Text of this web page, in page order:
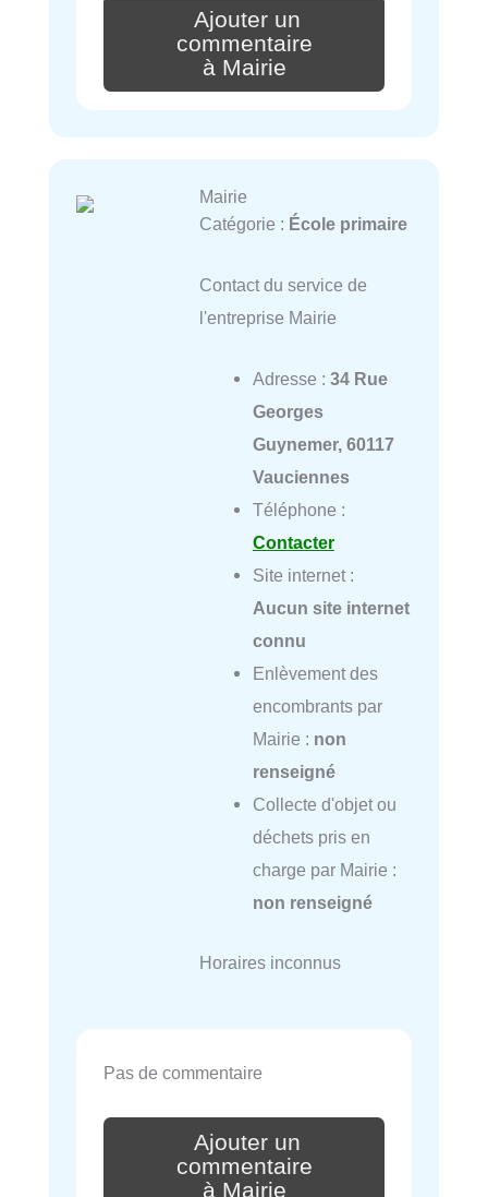
Ajouter un
commentaire
à Mairie
Mairie
Catégorie : École primaire
Contact du service de
l'entreprise Mairie
Adresse : 34 Rue
Georges
Guynemer, 60117
Vauciennes
Téléphone :
Contacter
Site internet :
Aucun site internet
connu
Enlèvement des
encombrants par
Mairie : non
renseigné
Collecte d'objet ou
déchets pris en
charge par Mairie :
non renseigné
Horaires inconnus
Pas de commentaire
Ajouter un
commentaire
à Mairie